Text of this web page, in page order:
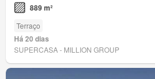
889 m²
Terraço
Há 20 dias
SUPERCASA - MILLION GROUP